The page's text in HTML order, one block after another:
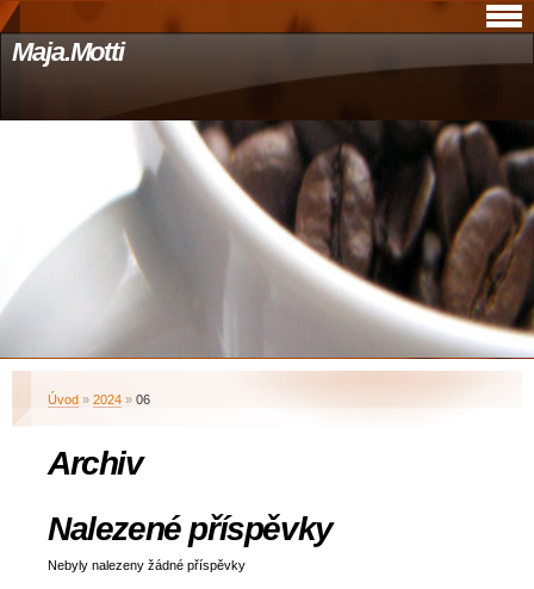
Maja.Motti
Úvod » 2024 » 06
Archiv
Nalezené příspěvky
Nebyly nalezeny žádné příspěvky